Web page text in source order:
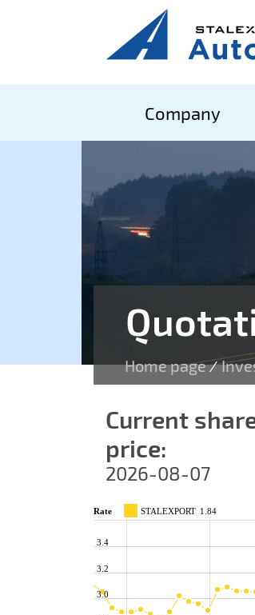
Company
Home page/
Current
price:
2026-08-07
Rate STALEXPORT 1.84
3.0
3.2
3.4